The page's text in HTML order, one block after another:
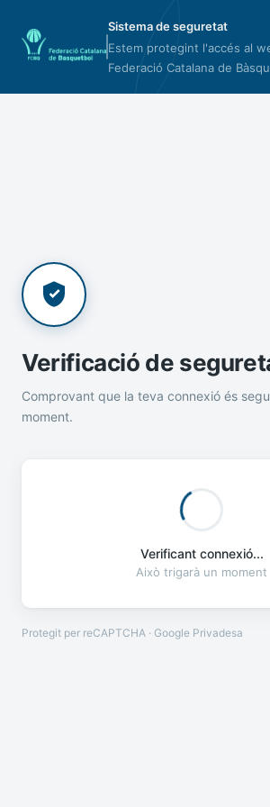
Sistema de seguretat
Estem protegint l'accés al
Federació Catalana de
Verificació de
Comprovant que la teva connexió és
moment.
Verificant connexió...
Això trigarà un moment
Protegit per reCAPTCHA · Google Privadesa